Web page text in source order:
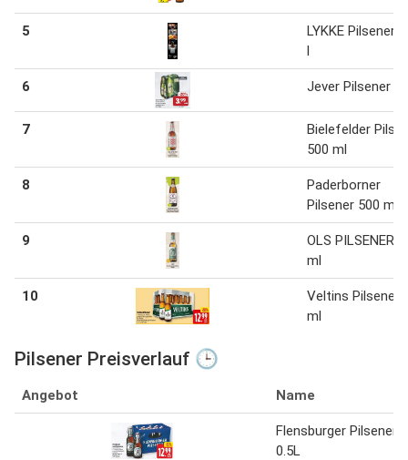
5
LYKKE Pilsener
l
6 Jever Pilsener
7
Bielefelder
500 ml
8
Paderborner
Pilsener 500 ml
9
OLS PILSENER
ml
10
Veltins Pilsener
ml
Pilsener Preisverlauf 🕒
Angebot Name
Flensburger Pilsener
0.5L